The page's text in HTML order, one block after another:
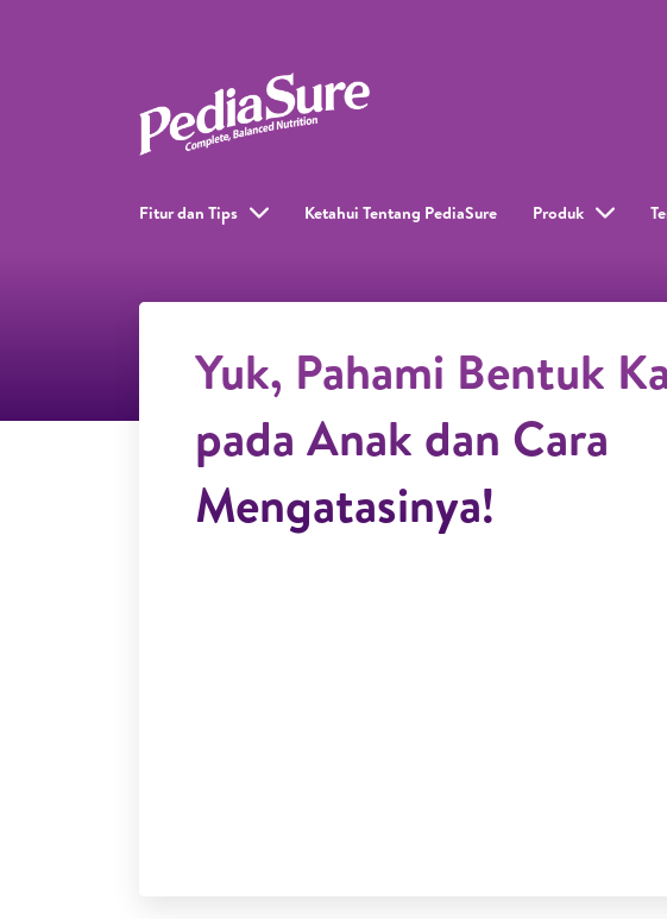
Fitur dan Tips Ketahui Tentang PediaSure Produk
Yuk, Pahami Bentuk
pada Anak dan Cara
Mengatasinya!